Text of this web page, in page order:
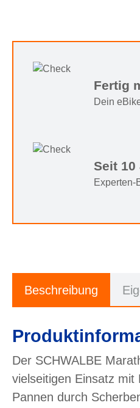
Fertig
Dein
Seit
Experten-
Beschreibung
Der SCHWALBE
vielseitigen Einsatz
Pannen durch